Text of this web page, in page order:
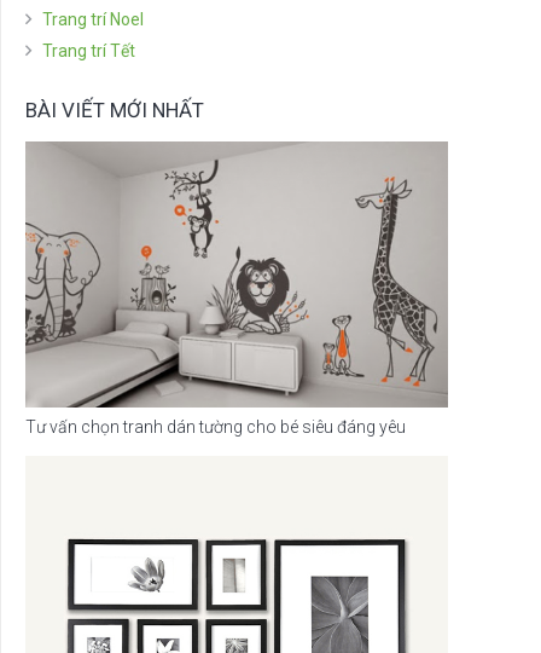
Trang trí Noel
Trang trí Tết
BÀI VIẾT MỚI NHẤT
Tư vấn chọn tranh dán tường cho bé siêu đáng yêu